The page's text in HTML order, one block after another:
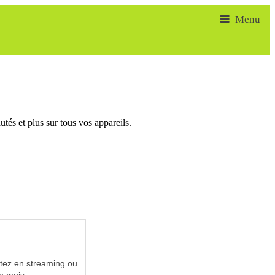
et plus sur tous vos appareils.
en streaming ou